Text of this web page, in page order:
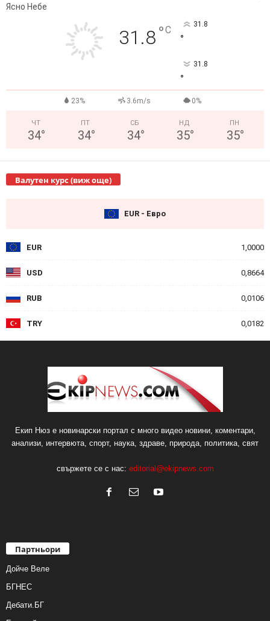
Ясно Небе
31.8°C 31.8
°
31.8
°
23% 3.6m/s 0%
ЧТ
34°
ПТ
34°
СБ
34°
НД
35°
ПН
35°
Валутен курс (виж още)
EUR - Евро
EUR 1,0000
USD 0,8664
RUB 0,0106
TRY 0,0182
Екип Нюз е новинарски портал с много видео новини, коментари,
анализи, интервюта, спорт, наука, здраве, природа, политика, свят
свържете се с нас: editorial@ekipnews.com
Партньори
Дойче Веле
БГНЕС
Дебати.БГ